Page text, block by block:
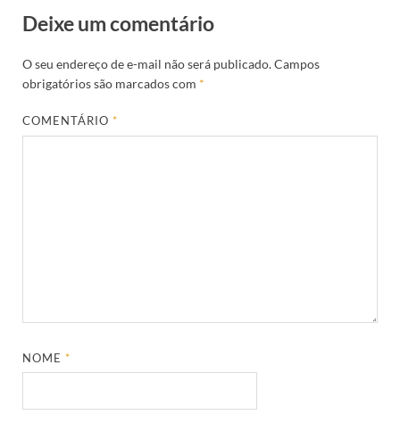
Deixe um comentário
O seu endereço de e-mail não será publicado.Campos
obrigatórios são marcados com *
COMENTÁRIO*
NOME*